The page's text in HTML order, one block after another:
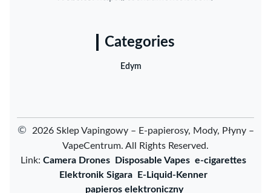
Categories
Edym
©
2026 Sklep Vapingowy – E-papierosy, Mody, Płyny –
VapeCentrum. All Rights Reserved.
Link: Camera Drones Disposable Vapes e-cigarettes
Elektronik Sigara
E-Liquid-Kenner
papieros elektroniczny